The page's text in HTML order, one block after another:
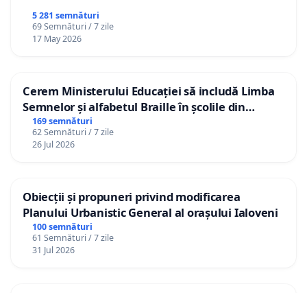
5 281 semnături
69 Semnături / 7 zile
17 May 2026
Cerem Ministerului Educației să includă Limba
Semnelor și alfabetul Braille în școlile din
Republica Moldova!
169 semnături
62 Semnături / 7 zile
26 Jul 2026
Obiecții și propuneri privind modificarea
Planului Urbanistic General al orașului Ialoveni
100 semnături
61 Semnături / 7 zile
31 Jul 2026